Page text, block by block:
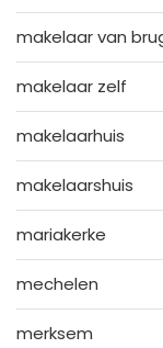
makelaar van
makelaar zelf
makelaarhuis
makelaarshuis
mariakerke
mechelen
merksem